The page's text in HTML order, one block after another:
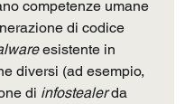
competenze umane
di codice
esistente in
diversi (ad esempio,
di infostealer da